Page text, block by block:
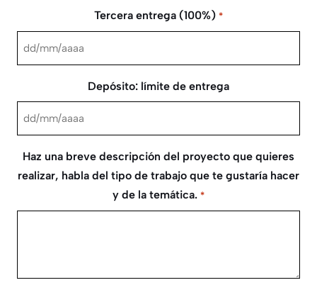
barra
AAAA
Tercera entrega (100%) *
DD
barra
AAAA
Depósito: límite de entrega
DD
MM
barra
Haz una breve descripción del proyecto que quieres
realizar, habla del tipo de trabajo que te gustaría hacer
y de la temática. *